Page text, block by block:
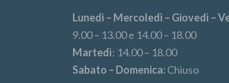
Lunedì – Mercoledì – Giovedì –
9.00 – 13.00 e 14.00 – 18.00
Martedì: 14.00 – 18.00
Sabato – Domenica:Chiuso